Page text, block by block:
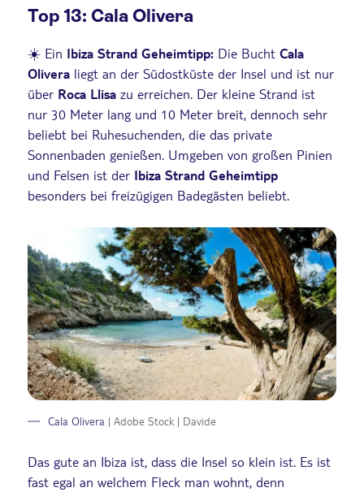
Top 13: Cala Olivera
☀️️ Ein Ibiza Strand Geheimtipp: Die Bucht Cala
Olivera liegt an der Südostküste der Insel und ist nur
über Roca Llisa zu erreichen. Der kleine Strand ist
nur 30 Meter lang und 10 Meter breit, dennoch sehr
beliebt bei Ruhesuchenden, die das private
Sonnenbaden genießen. Umgeben von großen Pinien
und Felsen ist der Ibiza Strand Geheimtipp
besonders bei freizügigen Badegästen beliebt.
Cala Olivera | Adobe Stock | Davide
Das gute an Ibiza ist, dass die Insel so klein ist. Es ist
fast egal an welchem Fleck man wohnt, denn